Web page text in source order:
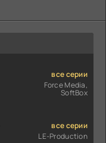
все серии
Force Media,
SoftBox
все серии
LE-Production